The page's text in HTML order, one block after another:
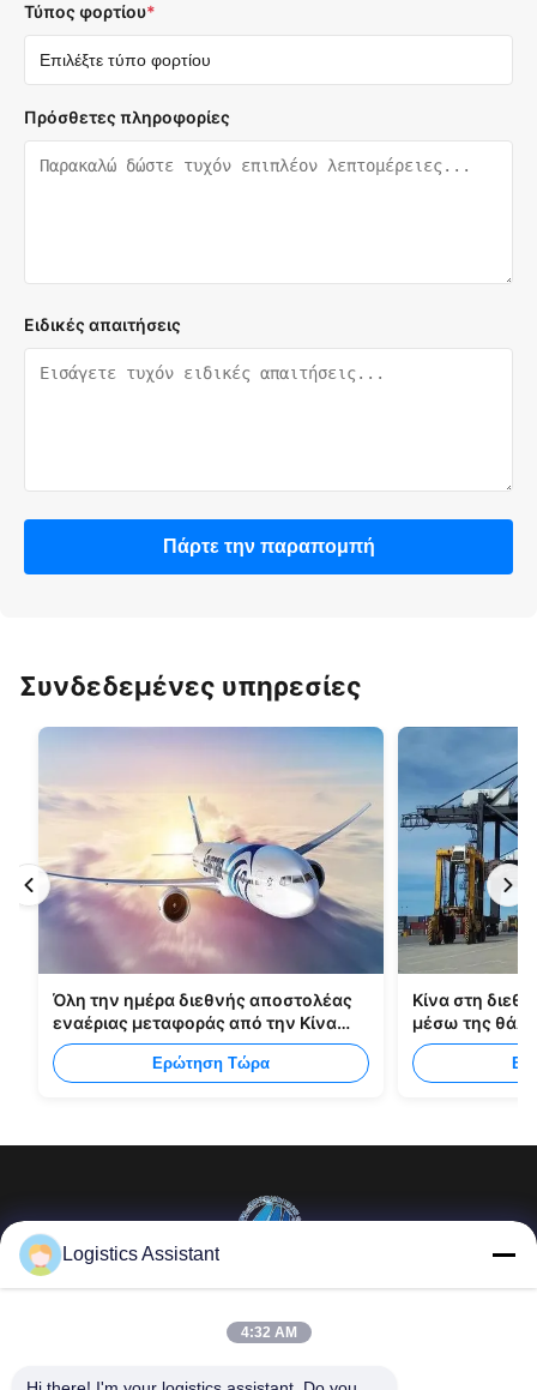
Τύπος φορτίου*
Πρόσθετες πληροφορίες
Ειδικές απαιτήσεις
Πάρτε την παραπομπή
Συνδεδεμένες υπηρεσίες
Όλη την ημέρα διεθνής αποστολέας
εναέριας μεταφοράς από την Κίνα
στη Μανίλα
Ερώτηση Τώρα
Κίνα στη
μέσω της
Επέλεξέ μας και δε θα μας ξεχάσεις ποτέ.
Logistics Assistant
4:32 AM